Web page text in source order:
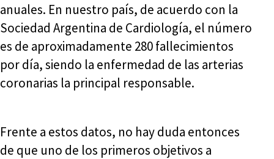
anuales. En nuestro país, de acuerdo con la
Sociedad Argentina de Cardiología, el número
es de aproximadamente 280 fallecimientos
por día, siendo la enfermedad de las arterias
coronarias la principal responsable.
Frente a estos datos, no hay duda entonces
de que uno de los primeros objetivos a